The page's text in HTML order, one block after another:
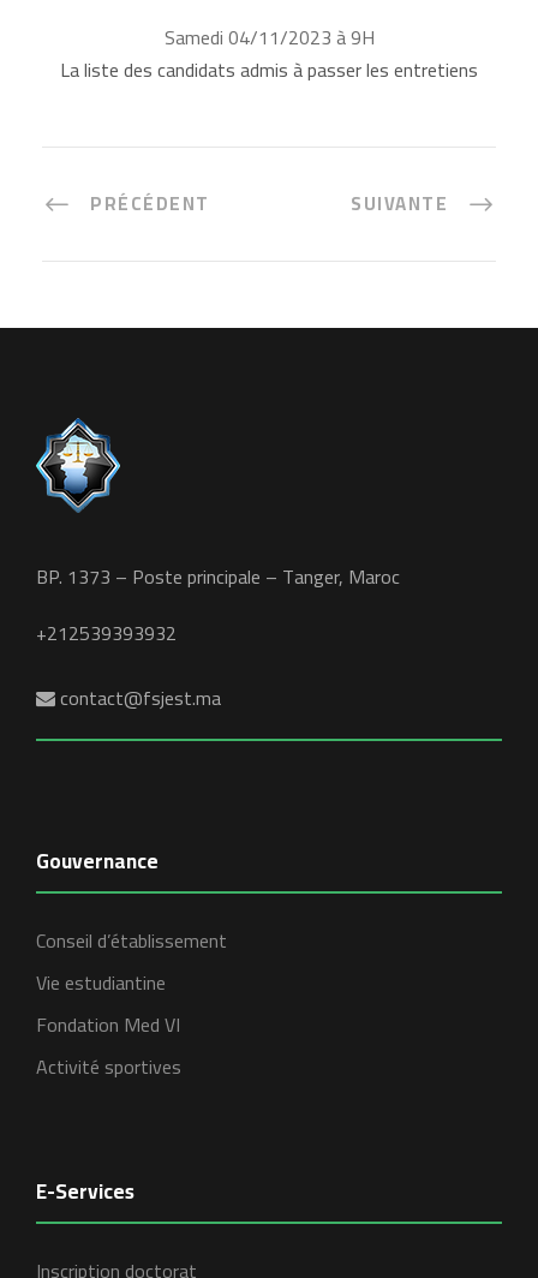
Samedi 04/11/2023 à 9H
La liste des candidats admis à passer les entretiens
PRÉCÉDENT SUIVANTE
BP. 1373 – Poste principale – Tanger, Maroc
+212539393932
contact@fsjest.ma
Gouvernance
Conseil d’établissement
Vie estudiantine
Fondation Med VI
Activité sportives
E-Services
Inscription doctorat